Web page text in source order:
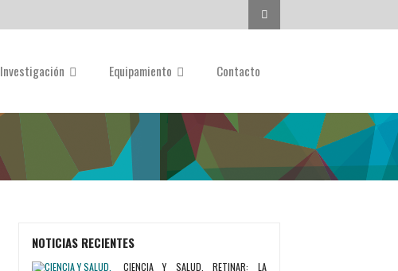
Investigación Equipamiento Contacto
NOTICIAS RECIENTES
CIENCIA Y SALUD. RETINAR: LA